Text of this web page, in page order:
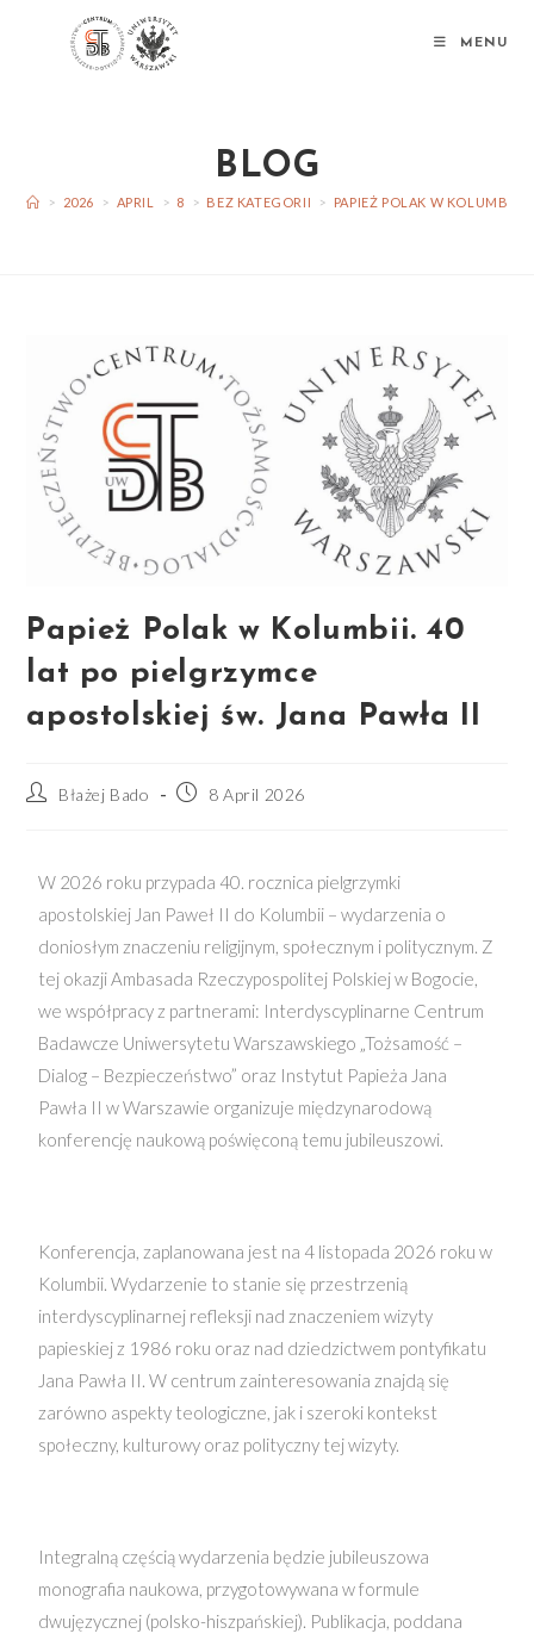
MENU
BLOG
> 2026 > APRIL > 8 > BEZ KATEGORII > PAPIEŻ POLAK W KOLUMBII.
Papież Polak w Kolumbii. 40
lat po pielgrzymce
apostolskiej św. Jana Pawła II
Błażej Bado 8 April 2026
W 2026 roku przypada 40. rocznica pielgrzymki
apostolskiej Jan Paweł II do Kolumbii – wydarzenia o
doniosłym znaczeniu religijnym, społecznym i politycznym. Z
tej okazji Ambasada Rzeczypospolitej Polskiej w Bogocie,
we współpracy z partnerami: Interdyscyplinarne Centrum
Badawcze Uniwersytetu Warszawskiego „Tożsamość –
Dialog – Bezpieczeństwo” oraz Instytut Papieża Jana
Pawła II w Warszawie organizuje międzynarodową
konferencję naukową poświęconą temu jubileuszowi.
Konferencja, zaplanowana jest na 4 listopada 2026 roku w
Kolumbii. Wydarzenie to stanie się przestrzenią
interdyscyplinarnej refleksji nad znaczeniem wizyty
papieskiej z 1986 roku oraz nad dziedzictwem pontyfikatu
Jana Pawła II. W centrum zainteresowania znajdą się
zarówno aspekty teologiczne, jak i szeroki kontekst
społeczny, kulturowy oraz polityczny tej wizyty.
Integralną częścią wydarzenia będzie jubileuszowa
monografia naukowa, przygotowywana w formule
dwujęzycznej (polsko-hiszpańskiej). Publikacja, poddana